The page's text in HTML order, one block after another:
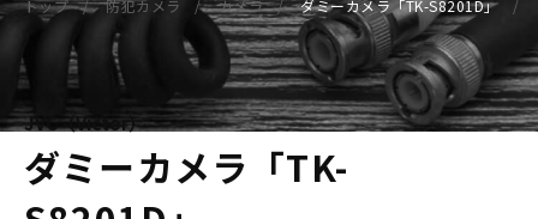
トップ 防犯カメラ カメラ ダミーカメラ「TK-S8201D」
JVC（Victor）
ダミーカメラ「TK-